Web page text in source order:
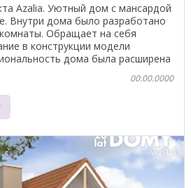
Azalia. Уютный дом с мансардой
Внутри дома было разработано
Обращает на себя
в конструкции модели
дома была расширена
00.00.0000